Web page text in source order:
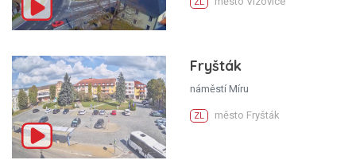
Fryšták
náměstí Míru
ZL město Fryšták